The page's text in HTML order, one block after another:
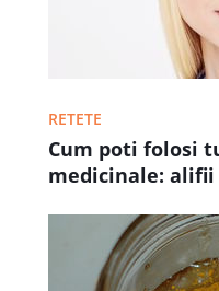
RETETE
Cum poti folosi
medicinale: